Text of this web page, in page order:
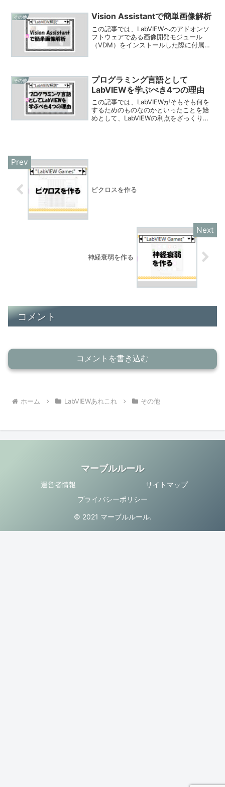
その他 Vision Assistantで簡単画像解析
この記事では、LabVIEWへのアドオンソ
フトウェアである画像開発モジュール
（VDM）をインストールした際に付属す
その他
プログラミング言語として
LabVIEWを学ぶべき4つの理由
この記事では、LabVIEWがそもそも何を
するためのものなのかといったことを始
めとして、LabVIEWの利点をざっくり紹
ピクロスを作る
神経衰弱を作る
コメント
コメントを書き込む
ホーム LabVIEWあれこれ その他
マーブルルール
運営者情報
サイトマップ
プライバシーポリシー
© 2021 マーブルルール.